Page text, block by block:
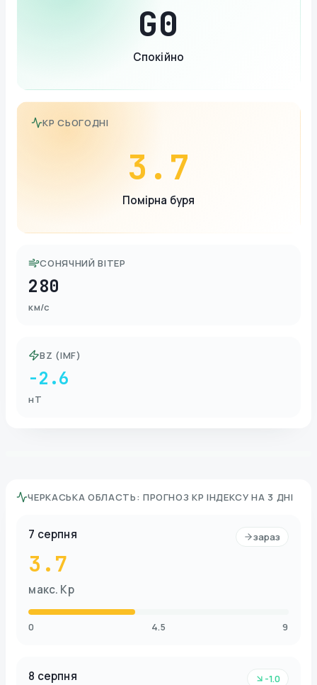
G0
Спокійно
KP СЬОГОДНІ
3.7
Помірна буря
СОНЯЧНИЙ ВІТЕР
280
км/с
BZ (IMF)
-2.6
нТ
ЧЕРКАСЬКА ОБЛАСТЬ: ПРОГНОЗ KP ІНДЕКСУ НА 3 ДНІ
7 серпня
3.7
макс. Kp
зараз
0 4.5 9
8 серпня -1.0